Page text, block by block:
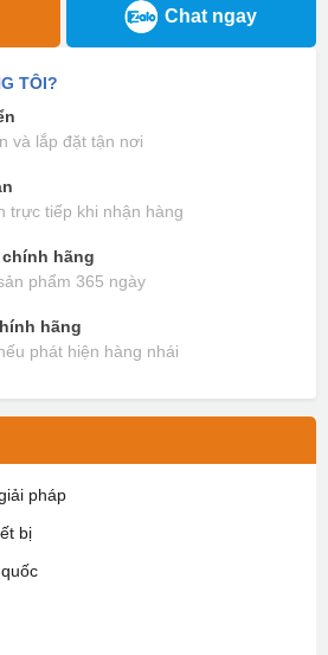
Chat ngay
TÔI?
và lắp đặt tận nơi
trực tiếp khi nhận hàng
hãng
phẩm 365 ngày
hãng
phát hiện hàng nhái
pháp
bị